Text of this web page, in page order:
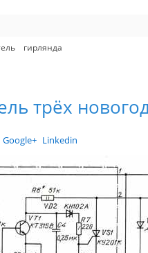
гирлянда
трёх
Google+ Linkedin